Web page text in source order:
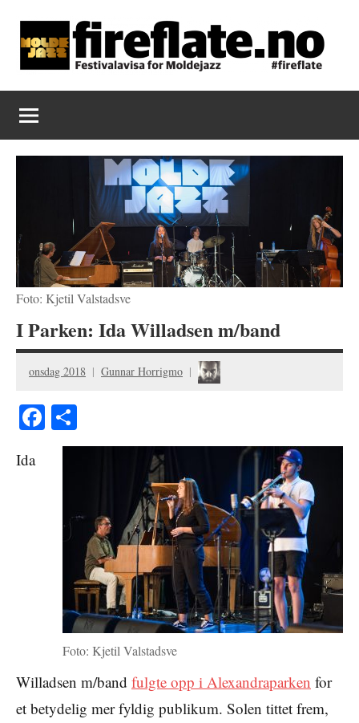
content
Fireflate
Foto: Kjetil Valstadsve
I Parken: Ida Willadsen m/band
onsdag 2018 Gunnar Horrigmo
Facebook
Foto: Kjetil Valstadsve
Ida
Willadsen m/band fulgte opp i Alexandraparken for
et betydelig mer fyldig publikum. Solen tittet frem,